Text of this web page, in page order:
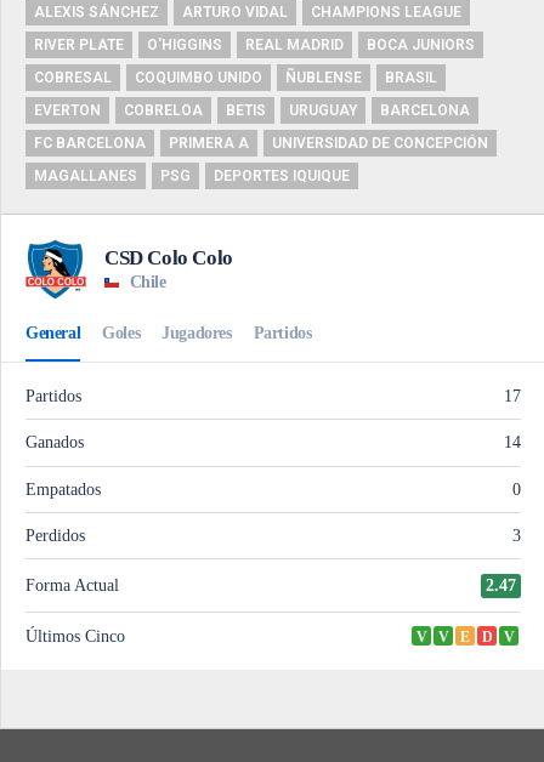
ALEXIS SÁNCHEZ
ARTURO VIDAL
CHAMPIONS LEAGUE
RIVER PLATE
O'HIGGINS REAL MADRID
BOCA JUNIORS
COBRESAL
COQUIMBO UNIDO ÑUBLENSE
BRASIL
EVERTON
COBRELOA BETIS URUGUAY
BARCELONA
FC BARCELONA
PRIMERA A
UNIVERSIDAD DE CONCEPCIÓN
MAGALLANES
PSG DEPORTES IQUIQUE